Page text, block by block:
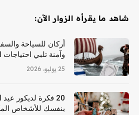
شاهد ما يقرأه الزوار الآن:
أركان للسياحة
وآمنة تلبي احتياجات
25 يوليو، 2026
20 فكرة لديكور
بنفسك للأشخاص